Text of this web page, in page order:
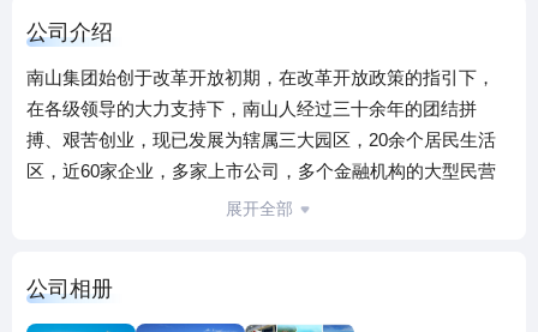
公司介绍
南山集团始创于改革开放初期，在改革开放政策的指引下，
在各级领导的大力支持下，南山人经过三十余年的团结拼
搏、艰苦创业，现已发展为辖属三大园区，20余个居民生活
区，近60家企业，多家上市公司，多个金融机构的大型民营
股份制企业集团，拥有铝业、纺织服饰、金融、房地产、旅
2010年南山集团荣获省政府设立的最高荣誉奖项——省长质
量奖。
展开全部
公司相册